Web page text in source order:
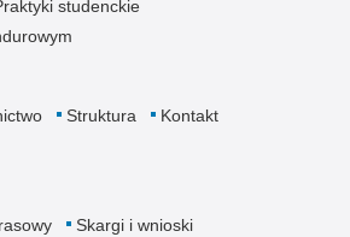
studenckie
Struktura Kontakt
Skargi i wnioski